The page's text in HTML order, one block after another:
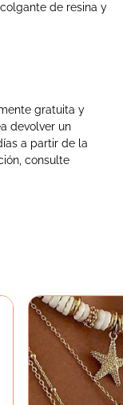
de resina y
gratuita y
devolver un
a partir de la
consulte